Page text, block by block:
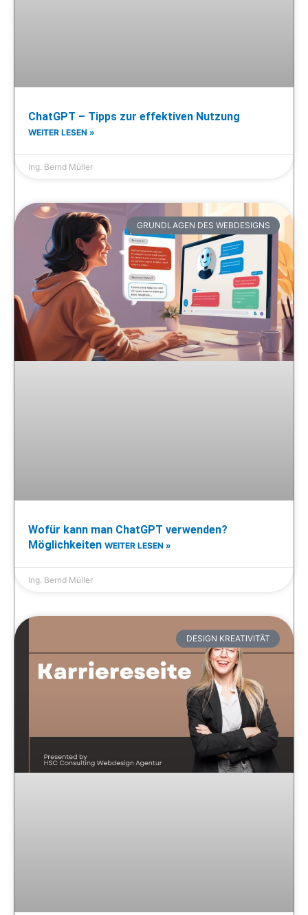
ChatGPT – Tipps zur effektiven Nutzung
WEITER LESEN »
Ing. Bernd Müller
GRUNDLAGEN DES WEBDESIGNS
Wofür kann man ChatGPT verwenden?
Möglichkeiten WEITER LESEN »
Ing. Bernd Müller
DESIGN KREATIVITÄT